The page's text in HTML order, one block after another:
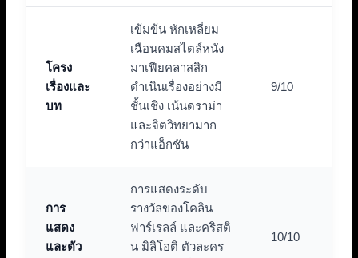
โครง
เรื่องและ
บท
เข้มข้น หักเหลี่ยม
เฉือนคมสไตล์หนัง
มาเฟียคลาสสิก
ดำเนินเรื่องอย่างมี
ชั้นเชิง เน้นดราม่า
และจิตวิทยามาก
กว่าแอ็กชัน
9/10
การ
แสดง
และตัว
การแสดงระดับ
รางวัลของโคลิน
ฟาร์เรลล์ และคริสติ
น มิลิโอติ ตัวละคร
10/10